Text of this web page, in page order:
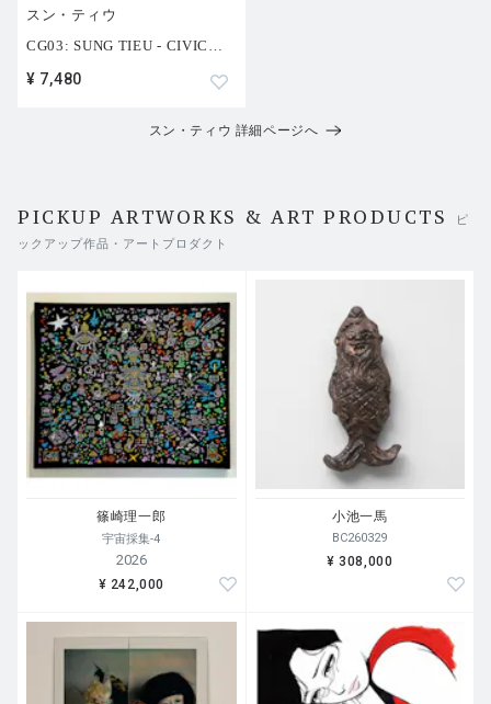
スン・ティウ
CG03: SUNG TIEU - CIVIC
¥ 7,480
スン・ティウ 詳細ページへ
PICKUP ARTWORKS & ART PRODUCTS
ピ
ックアップ作品・アートプロダクト
篠崎理一郎
宇宙採集-4
2026
¥ 242,000
小池一馬
BC260329
¥ 308,000